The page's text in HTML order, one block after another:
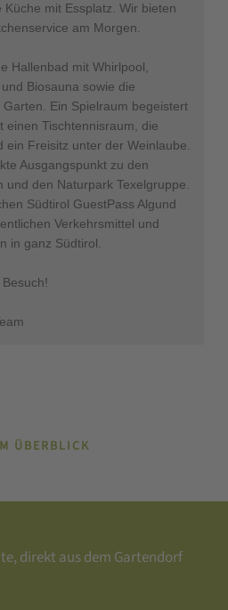
mit Essplatz. Wir bieten
am Morgen.
Hallenbad mit Whirlpool,
Biosauna sowie die
Ein Spielraum begeistert
einen Tischtennisraum, die
ein Freisitz unter der Weinlaube.
Ausgangspunkt zu den
und den Naturpark Texelgruppe.
Südtirol GuestPass Algund
Verkehrsmittel und
in ganz Südtirol.
ÜBERBLICK
direkt aus dem Gartendorf